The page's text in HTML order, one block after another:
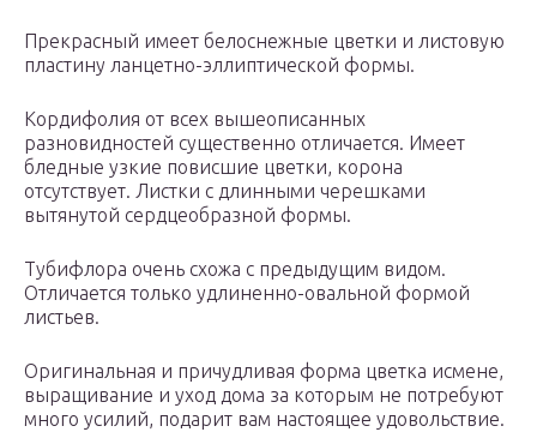
Прекрасный имеет белоснежные цветки и листовую
пластину ланцетно-эллиптической формы.
Кордифолия от всех вышеописанных
разновидностей существенно отличается. Имеет
бледные узкие повисшие цветки, корона
отсутствует. Листки с длинными черешками
вытянутой сердцеобразной формы.
Тубифлора очень схожа с предыдущим видом.
Отличается только удлиненно-овальной формой
листьев.
Оригинальная и причудливая форма цветка исмене,
выращивание и уход дома за которым не потребуют
много усилий, подарит вам настоящее удовольствие.